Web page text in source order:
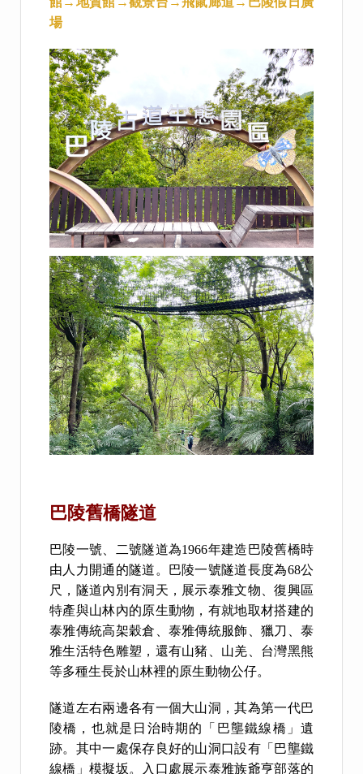
場
巴陵舊橋隧道
巴陵一號、二號隧道為1966年建造巴陵舊橋時
由人力開通的隧道。巴陵一號隧道長度為68公
尺，隧道內別有洞天，展示泰雅文物、復興區
特產與山林內的原生動物，有就地取材搭建的
泰雅傳統高架穀倉、泰雅傳統服飾、獵刀、泰
雅生活特色雕塑，還有山豬、山羌、台灣黑熊
等多種生長於山林裡的原生動物公仔。
隧道左右兩邊各有一個大山洞，其為第一代巴
陵橋，也就是日治時期的「巴壟鐵線橋」遺
跡。其中一處保存良好的山洞口設有「巴壟鐵
線橋」模擬坂。入口處展示泰雅族爺亨部落的